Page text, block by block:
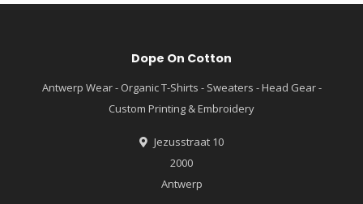
Dope On Cotton
Antwerp Wear - Organic T-Shirts - Sweaters - Head Gear -
Custom Printing & Embroidery
Jezusstraat 10
2000
Antwerp